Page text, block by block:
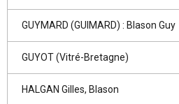
GUYMARD (GUIMARD) : Blason Guy
GUYOT (Vitré-Bretagne)
HALGAN Gilles, Blason